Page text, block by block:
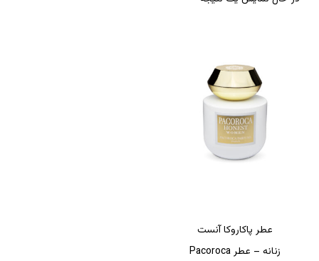
عطر پاکاروکا آنست
زنانه – عطر Pacoroca